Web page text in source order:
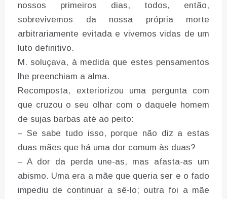
nossos primeiros dias, todos, então,
sobrevivemos da nossa própria morte
arbitrariamente evitada e vivemos vidas de um
luto definitivo.
M. soluçava, à medida que estes pensamentos
lhe preenchiam a alma.
Recomposta, exteriorizou uma pergunta com
que cruzou o seu olhar com o daquele homem
de sujas barbas até ao peito:
– Se sabe tudo isso, porque não diz a estas
duas mães que há uma dor comum às duas?
– A dor da perda une-as, mas afasta-as um
abismo. Uma era a mãe que queria ser e o fado
impediu de continuar a sê-lo; outra foi a mãe